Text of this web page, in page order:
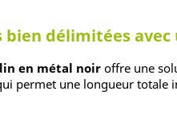
bien délimitées
en métal noiroffre une
permet une longueur totale